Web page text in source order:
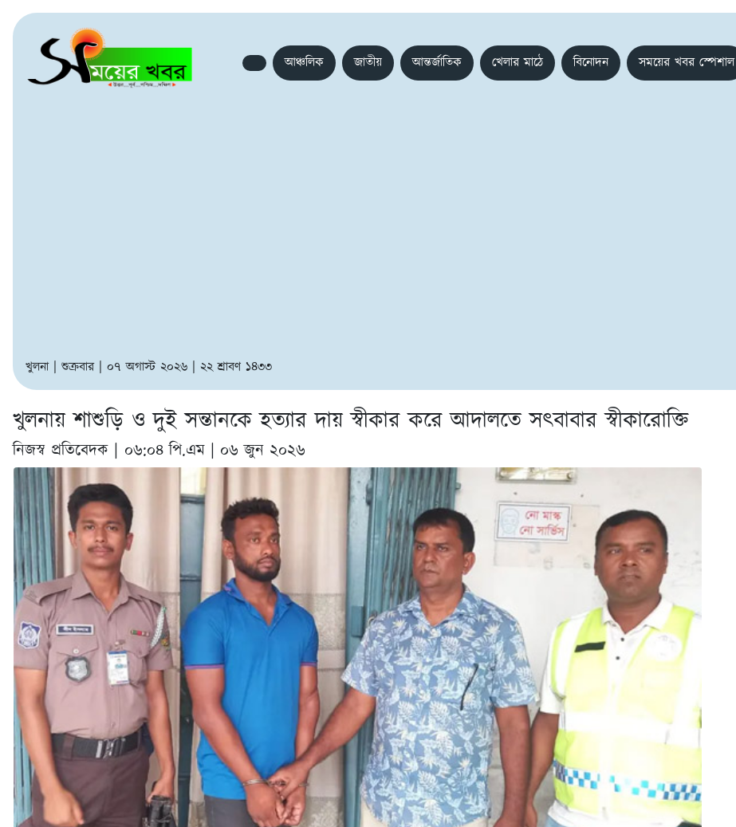
আঞ্চলিক জাতীয় আন্তর্জাতিক খেলার মাঠে বিনোদন সময়ের খবর স্পেশাল
খুলনা | শুক্রবার | ০৭ অগাস্ট ২০২৬ | ২২ শ্রাবণ ১৪৩৩
খুলনায় শাশুড়ি ও দুই সন্তানকে হত্যার দায় স্বীকার করে আদালতে সৎবাবার স্বীকারোক্তি
নিজস্ব প্রতিবেদক | ০৬:০৪ পি.এম | ০৬ জুন ২০২৬